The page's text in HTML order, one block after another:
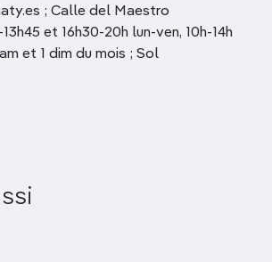
; Calle del Maestro
et 16h30-20h lun-ven, 10h-14h
et 1 dim du mois ; Sol
Talavera